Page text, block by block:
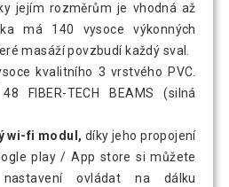
jejím rozměrům je vhodná až
má 140 vysoce výkonných
masáží povzbudí každý sval.
kvalitního 3 vrstvého PVC.
FIBER-TECH BEAMS (silná
wi-fi modul, díky jeho propojení
play / App store si můžete
ovládat na dálku